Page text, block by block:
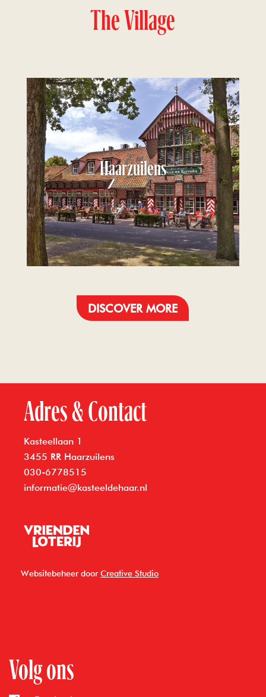
The Village
Haarzuilens
DISCOVER MORE
Adres & Contact
Kasteellaan 1
3455 RR Haarzuilens
030-6778515
informatie@kasteeldehaar.nl
Websitebeheer doorCreative Studio
Volg ons